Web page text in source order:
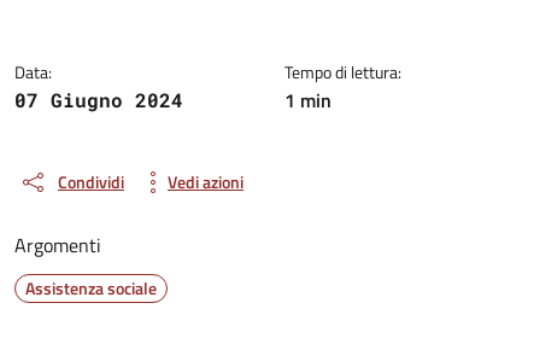
Data:
07 Giugno 2024
Tempo di lettura:
1 min
Condividi Vedi azioni
Argomenti
Assistenza sociale